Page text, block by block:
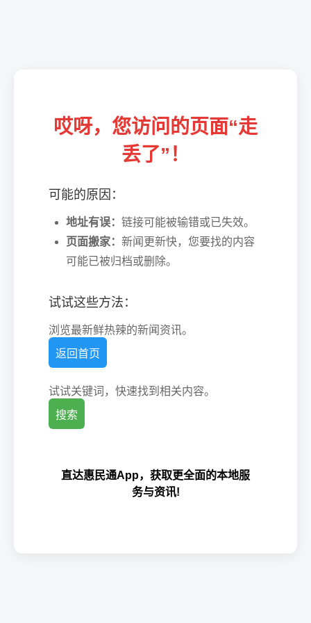
哎呀，您访问的页面“走
丢了”！
可能的原因：
地址有误： 链接可能被输错或已失效。
页面搬家： 新闻更新快，您要找的内容
可能已被归档或删除。
试试这些方法：
浏览最新鲜热辣的新闻资讯。
返回首页
试试关键词，快速找到相关内容。
搜索
直达惠民通App，获取更全面的本地服
务与资讯!